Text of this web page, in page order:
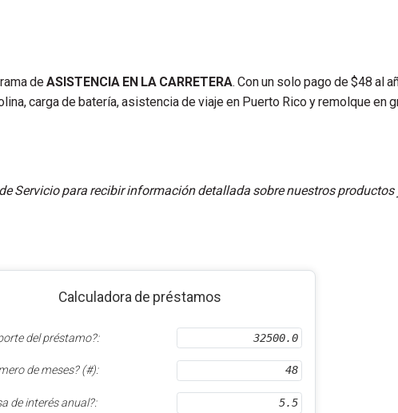
deASISTENCIA EN LA CARRETERA. Con un solo pago de $48 al
carga de batería, asistencia de viaje en Puerto Rico y remolque en
Servicio para recibir información detallada sobre nuestros
Calculadora de préstamos
del préstamo?:
de meses? (#):
de interés anual?: